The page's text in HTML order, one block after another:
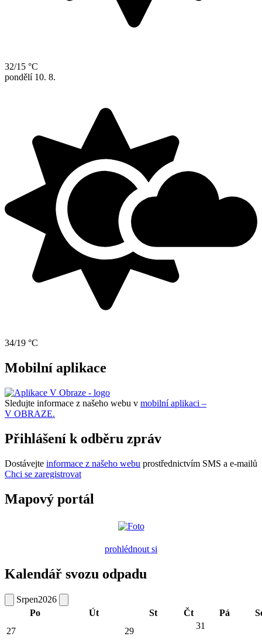
32/15 °C
pondělí 10. 8.
34/19 °C
Mobilní aplikace
Sledujte informace z našeho webu v mobilní aplikaci –
V OBRAZE.
Přihlášení k odběru zpráv
Dostávejte informace z našeho webu prostřednictvím SMS a e-mailů
Chci se zaregistrovat
Mapový portál
prohlédnout si
Kalendář svozu odpadu
Srpen2026
Po
Út St Čt Pá
27
29
31